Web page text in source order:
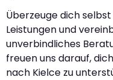
Überzeuge dich
Leistungen und
unverbindliches
freuen uns darauf,
nach Kielce zu